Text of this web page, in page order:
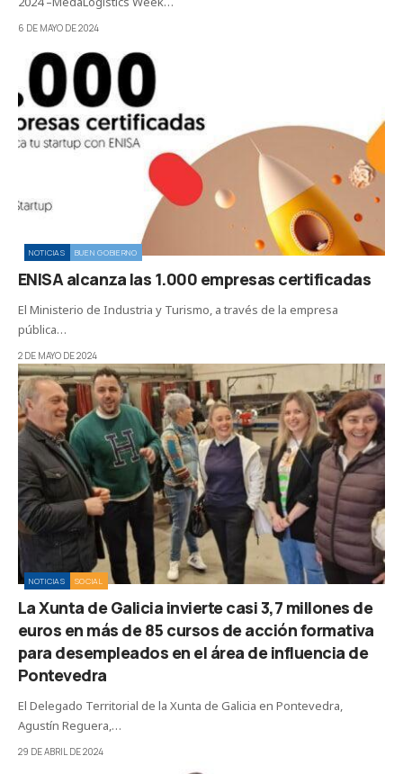
6 DE MAYO DE 2024
NOTICIAS BUEN GOBIERNO
ENISA alcanza las 1.000 empresas certificadas
El Ministerio de Industria y Turismo, a través de la empresa
pública…
2 DE MAYO DE 2024
NOTICIAS SOCIAL
La Xunta de Galicia invierte casi 3,7 millones de
euros en más de 85 cursos de acción formativa
para desempleados en el área de influencia de
Pontevedra
El Delegado Territorial de la Xunta de Galicia en Pontevedra,
Agustín Reguera,…
29 DE ABRIL DE 2024